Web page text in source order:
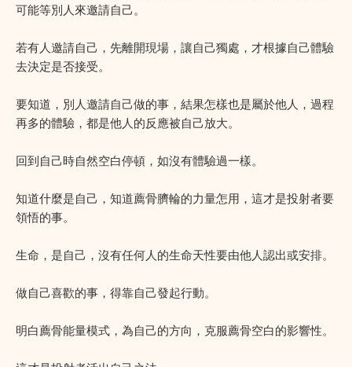
可能等別人來邀請自己。
若有人邀請自己，先離開現場，讓自己獨處，才根據自己體驗
去決定是否接受。
要知道，別人邀請自己做的事，結果怎樣也是屬於他人，過程
再多的體驗，都是他人的反應被自己放大。
回到自己時自然空白停頓，如沒有體驗過一樣。
知道什麼是自己，知道薦骨臍輪的力量怎用，這才是投射者要
領悟的事。
生命，是自己，沒有任何人的生命天性要由他人認出或安排。
做自己喜歡的事，得靠自己發起行動。
明白薦骨能量模式，為自己的方向，克服薦骨空白的影響性。